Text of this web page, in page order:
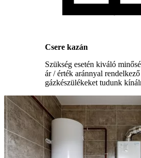
Csere kazán
Szükség esetén kiváló
ár / érték aránnyal rendelkező
gázkészülékeket tudunk